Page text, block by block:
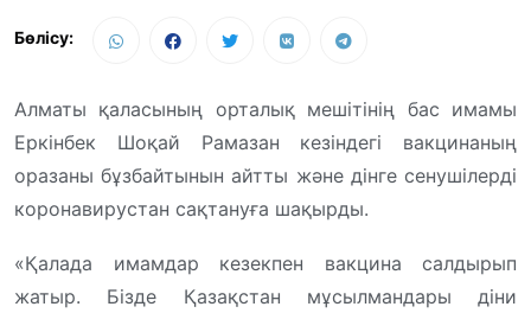
Бөлісу:
Алматы қаласының орталық мешітінің бас имамы
Еркінбек Шоқай Рамазан кезіндегі вакцинаның
оразаны бұзбайтынын айтты және дінге сенушілерді
коронавирустан сақтануға шақырды.
«Қалада имамдар кезекпен вакцина салдырып
жатыр. Бізде Қазақстан мұсылмандары діни